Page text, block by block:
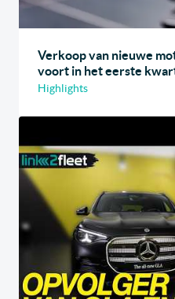
Verkoop van nieuwe
voort in het eerste
Highlights